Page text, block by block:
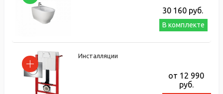
30 160 руб.
В комплекте
Инсталляции
от 12 990
руб.